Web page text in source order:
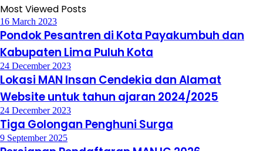
Most Viewed Posts
16 March 2023
Pondok Pesantren di Kota Payakumbuh dan
Kabupaten Lima Puluh Kota
24 December 2023
Lokasi MAN Insan Cendekia dan Alamat
Website untuk tahun ajaran 2024/2025
24 December 2023
Tiga Golongan Penghuni Surga
9 September 2025